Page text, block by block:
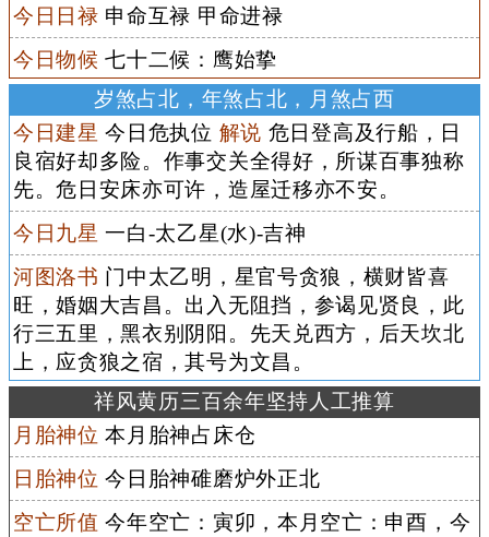
今日日禄 申命互禄 甲命进禄
今日物候 七十二候：鹰始挚
岁煞占北，年煞占北，月煞占西
今日建星 今日危执位 解说 危日登高及行船，日
良宿好却多险。作事交关全得好，所谋百事独称
先。危日安床亦可许，造屋迁移亦不安。
今日九星 一白-太乙星(水)-吉神
河图洛书 门中太乙明，星官号贪狼，横财皆喜
旺，婚姻大吉昌。出入无阻挡，参谒见贤良，此
行三五里，黑衣别阴阳。先天兑西方，后天坎北
上，应贪狼之宿，其号为文昌。
祥风黄历三百余年坚持人工推算
月胎神位 本月胎神占床仓
日胎神位 今日胎神碓磨炉外正北
空亡所值 今年空亡：寅卯，本月空亡：申酉，今